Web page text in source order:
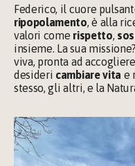
ripopolamento, è alla
valori come rispetto,
insieme. La sua
viva, pronta ad
desideri cambiare vita e
stesso, gli altri, e la